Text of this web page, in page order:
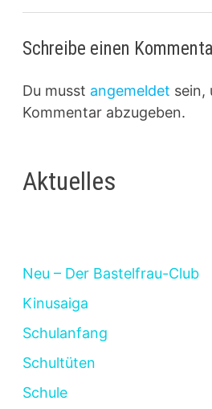
Schreibe einen
Du musst angemeldet sein,
Kommentar abzugeben.
Aktuelles
Neu – Der Bastelfrau-Club
Kinusaiga
Schulanfang
Schultüten
Schule